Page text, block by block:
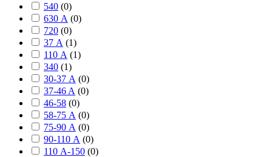
540 (0)
630 А (0)
720 (0)
37 А (1)
110 А (1)
340 (1)
30-37 А (0)
37-46 A (0)
46-58 (0)
58-75 А (0)
75-90 А (0)
90-110 А (0)
110 А-150 (0)